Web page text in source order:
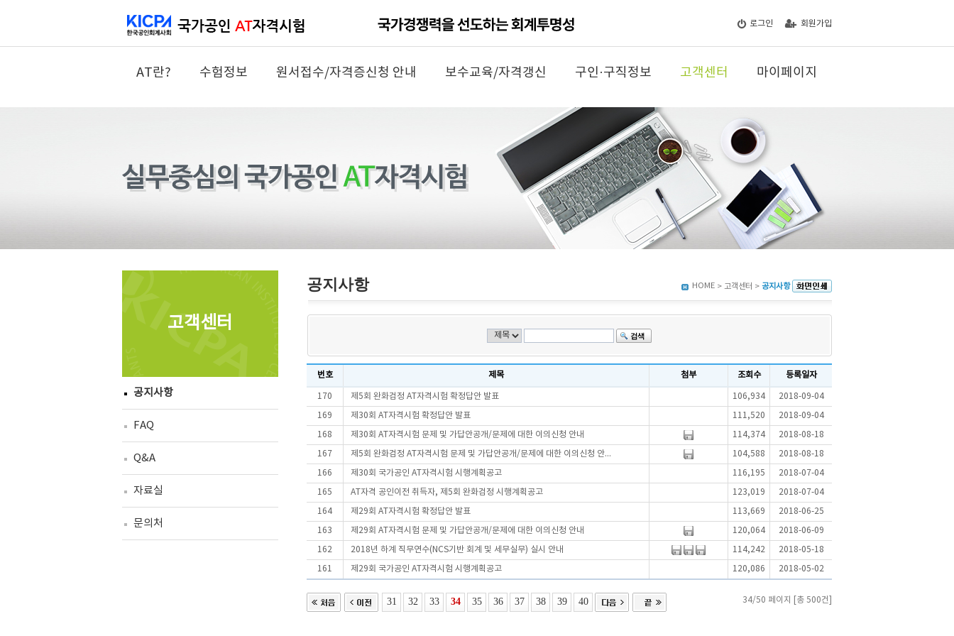
로그인 회원가입
AT란? 수험정보 원서접수/자격증신청 안내 보수교육/자격갱신 구인·구직정보 고객센터 마이페이지
고객센터
공지사항
FAQ
Q&A
자료실
문의처
공지사항 HOME > 고객센터 > 공지사항
번호 제목 첨부 조회수 등록일자
170 제5회 완화검정 AT자격시험 확정답안 발표 106,934 2018-09-04
169 제30회 AT자격시험 확정답안 발표 111,520 2018-09-04
168 제30회 AT자격시험 문제 및 가답안공개/문제에 대한 이의신청 안내 114,374 2018-08-18
167 제5회 완화검정 AT자격시험 문제 및 가답안공개/문제에 대한 이의신청 안... 104,588 2018-08-18
166 제30회 국가공인 AT자격시험 시행계획공고 116,195 2018-07-04
165 AT자격 공인이전 취득자, 제5회 완화검정 시행계획공고 123,019 2018-07-04
164 제29회 AT자격시험 확정답안 발표 113,669 2018-06-25
163 제29회 AT자격시험 문제 및 가답안공개/문제에 대한 이의신청 안내 120,064 2018-06-09
162 2018년 하계 직무연수(NCS기반 회계 및 세무실무) 실시 안내 114,242 2018-05-18
161 제29회 국가공인 AT자격시험 시행계획공고 120,086 2018-05-02
31 32 33 34 35 36 37 38 39 40 34/50 페이지 [총 500건]